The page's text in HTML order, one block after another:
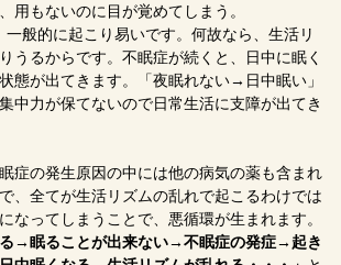
用もないのに目が覚めてしまう。
一般的に起こり易いです。何故なら、生活リ
うるからです。不眠症が続くと、日中に眠く
態が出てきます。「夜眠れない→日中眠い」
中力が保てないので日常生活に支障が出てき
症の発生原因の中には他の病気の薬も含まれ
、全てが生活リズムの乱れで起こるわけでは
なってしまうことで、悪循環が生まれます。
る→眠ることが出来ない→不眠症の発症→起き